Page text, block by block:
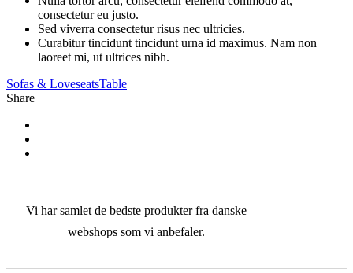
consectetur eu justo.
Sed viverra consectetur risus nec ultricies.
Curabitur tincidunt tincidunt urna id maximus. Nam non
laoreet mi, ut ultrices nibh.
Sofas & LoveseatsTable
Share
Vi har samlet de bedste produkter fra danske
webshops som vi anbefaler.